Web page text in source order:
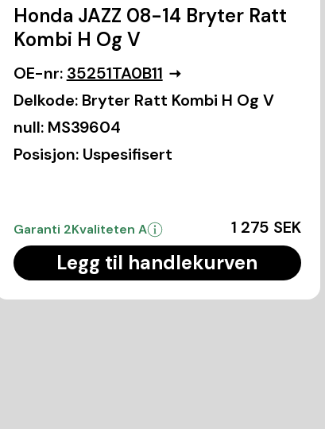
Honda JAZZ 08-14 Bryter Ratt
Kombi H Og V
OE-nr: 35251TA0B11
Delkode: Bryter Ratt Kombi H Og V
null: MS39604
Posisjon: Uspesifisert
Garanti 2Kvaliteten A 1 275 SEK
Legg til handlekurven